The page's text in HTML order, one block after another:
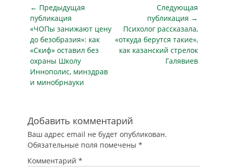
Навигация
по
записям
← Предыдущая
публикация
Предыдущая
публикация
«ЧОПы занижают цену
до безобразия»: как
«Скиф» оставил без
охраны Школу
Иннополис, минздрав
и минобрнауки
Следующая
публикация →
Следующая
публикация
Психолог рассказала,
«откуда берутся такие»,
как казанский стрелок
Галявиев
Добавить комментарий
Ваш адрес email не будет опубликован.
Обязательные поля помечены *
Комментарий *